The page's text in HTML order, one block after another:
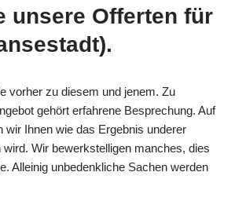
unsere Offerten für
vorher zu diesem und jenem. Zu
gehört erfahrene Besprechung. Auf
wir Ihnen wie das Ergebnis underer
wird. Wir bewerkstelligen manches, dies
Alleinig unbedenkliche Sachen werden